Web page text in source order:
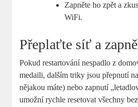
Zapněte ho zpět a
WiFi.
Přeplaťte síť a
Pokud restartování nespadlo z
medaili, dalším triky jsou přepnutí
nějakou máte) nebo zapnutí
umožní rychle resetovat všechny